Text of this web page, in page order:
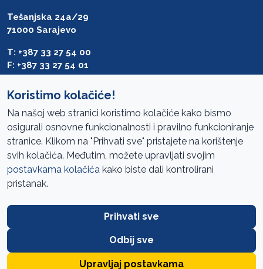
Tešanjska 24a/29
71000 Sarajevo
T: +387 33 27 54 00
F: +387 33 27 54 01
Pristup informacijama
Mapa sajta
Oglasi
FAQ
Koristimo kolačiće!
Na našoj web stranici koristimo kolačiće kako bismo
osigurali osnovne funkcionalnosti i pravilno funkcioniranje
stranice. Klikom na "Prihvati sve" pristajete na korištenje
svih kolačića. Međutim, možete upravljati svojim
postavkama kolačića kako biste dali kontrolirani
pristanak.
Prihvati sve
Odbij sve
Upravljaj postavkama